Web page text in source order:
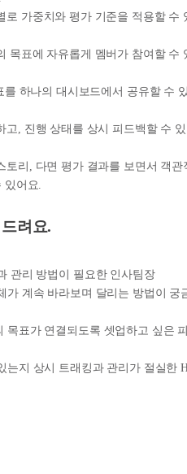
로 가중치와 평가 기준을 적용할 수
목표에 자유롭게 멤버가 참여할 수
를 하나의 대시보드에서 공유할 수
고, 진행 상태를 상시 피드백할 수 있
토리, 다면 평가 결과를 보면서 객관
있어요.
려요.
관리 방법이 필요한 인사팀장
가 계속 바라보며 달리는 방법이 궁
목표가 연결되도록 셋업하고 싶은
는지 상시 트래킹과 관리가 절실한